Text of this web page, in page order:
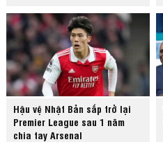
Hậu vệ Nhật Bản sắp trở lại
Premier League sau 1 năm
chia tay Arsenal